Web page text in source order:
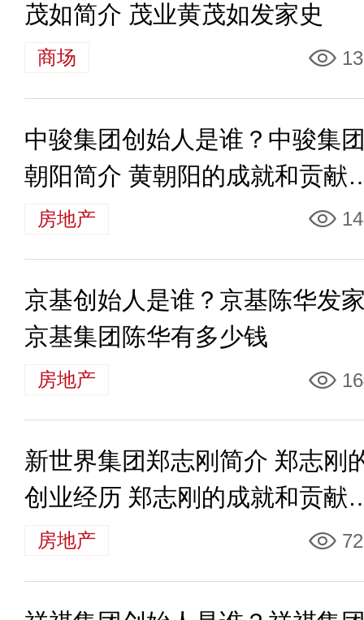
茂如简介 茂业黄茂如发家史
商场
中骏集团创始人是谁？中骏集
朝阳简介 黄朝阳的成就和贡献
哪些
房地产
京基创始人是谁？京基陈华发
京基集团陈华有多少钱
房地产
新世界集团郑志刚简介 郑志刚
创业经历 郑志刚的成就和贡献
哪些
房地产